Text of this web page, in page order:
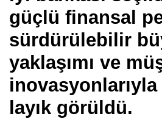
güçlü finansal
sürdürülebilir
yaklaşımı ve
layık görüldü.